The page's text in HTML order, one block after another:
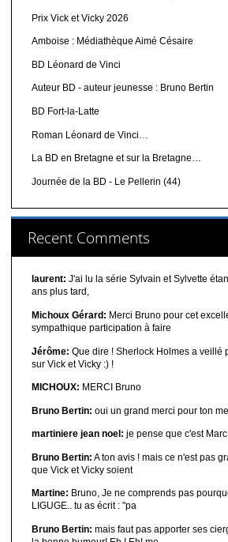
Prix Vick et Vicky 2026
Amboise : Médiathèque Aimé Césaire
BD Léonard de Vinci
Auteur BD - auteur jeunesse : Bruno Bertin
BD Fort-la-Latte
Roman Léonard de Vinci…
La BD en Bretagne et sur la Bretagne…
Journée de la BD - Le Pellerin (44)
Recent Comments
laurent: J'ai lu la série Sylvain et Sylvette
ans plus tard,
Michoux Gérard: Merci Bruno pour cet
sympathique participation à faire
Jérôme: Que dire ! Sherlock Holmes a veillé
sur Vick et Vicky :) !
MICHOUX: MERCI Bruno
Bruno Bertin: oui un grand merci pour ton
martiniere jean noel: je pense que c'est Marc
Bruno Bertin: A ton avis ! mais ce n'est pas
que Vick et Vicky soient
Martine: Bruno, Je ne comprends pas
LIGUGE.. tu as écrit : "pa
Bruno Bertin: mais faut pas apporter ses